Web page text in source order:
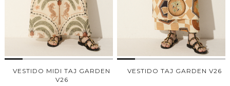
VESTIDO MIDI TAJ GARDEN
V26
VESTIDO TAJ GARDEN V26